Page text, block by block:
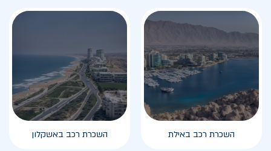
השכרת רכב באילת השכרת רכב באשקלון